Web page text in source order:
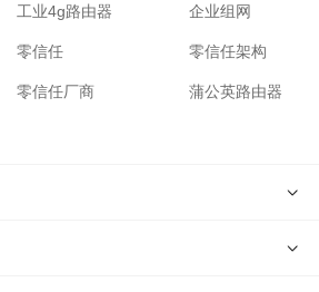
工业4g路由器 企业组网
零信任 零信任架构
零信任厂商 蒲公英路由器